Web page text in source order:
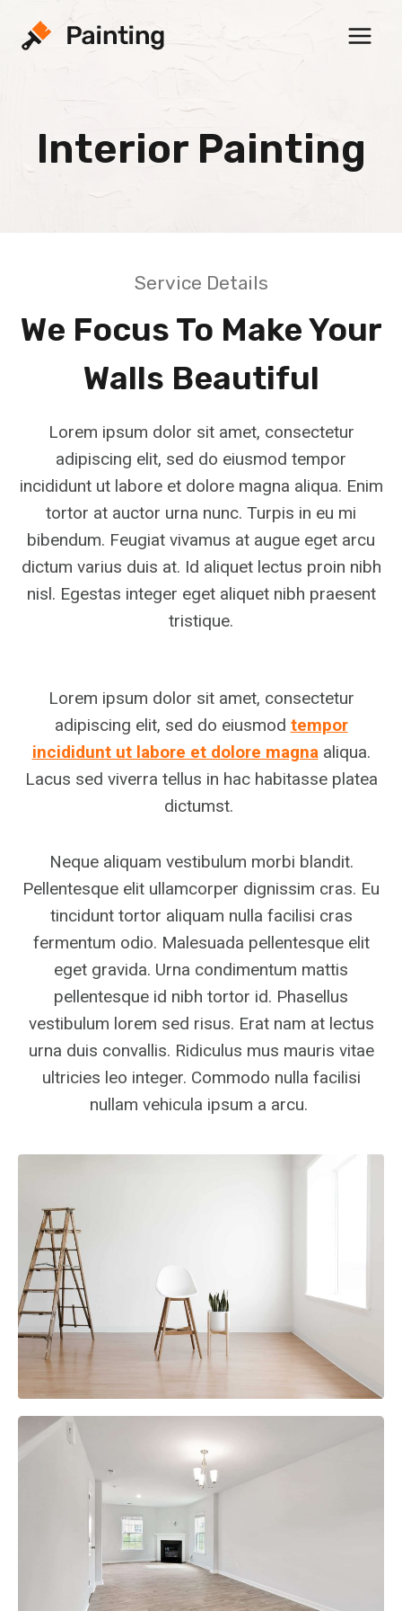
Interior Painting
Service Details
We Focus To Make Your
Walls Beautiful
Lorem ipsum dolor sit amet, consectetur
adipiscing elit, sed do eiusmod tempor
incididunt ut labore et dolore magna aliqua. Enim
tortor at auctor urna nunc. Turpis in eu mi
bibendum. Feugiat vivamus at augue eget arcu
dictum varius duis at. Id aliquet lectus proin nibh
nisl. Egestas integer eget aliquet nibh praesent
tristique.
Lorem ipsum dolor sit amet, consectetur
adipiscing elit, sed do eiusmod tempor
incididunt ut labore et dolore magnaaliqua.
Lacus sed viverra tellus in hac habitasse platea
dictumst.
Neque aliquam vestibulum morbi blandit.
Pellentesque elit ullamcorper dignissim cras. Eu
tincidunt tortor aliquam nulla facilisi cras
fermentum odio. Malesuada pellentesque elit
eget gravida. Urna condimentum mattis
pellentesque id nibh tortor id. Phasellus
vestibulum lorem sed risus. Erat nam at lectus
urna duis convallis. Ridiculus mus mauris vitae
ultricies leo integer. Commodo nulla facilisi
nullam vehicula ipsum a arcu.